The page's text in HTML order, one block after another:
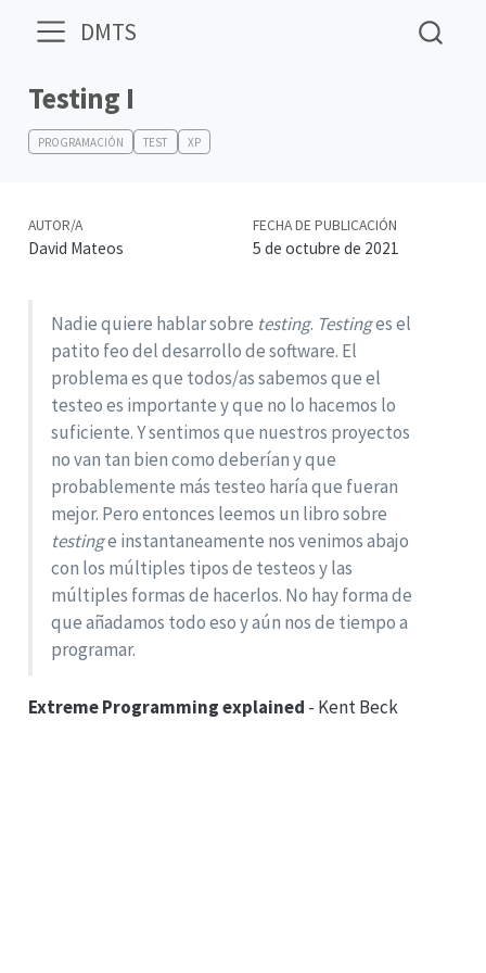
DMTS
Testing I
PROGRAMACIÓN TEST XP
AUTOR/A
David Mateos
FECHA DE PUBLICACIÓN
5 de octubre de 2021
Nadie quiere hablar sobre testing. Testinges el
patito feo del desarrollo de software. El
problema es que todos/as sabemos que el
testeo es importante y que no lo hacemos lo
suficiente. Y sentimos que nuestros proyectos
no van tan bien como deberían y que
probablemente más testeo haría que fueran
mejor. Pero entonces leemos un libro sobre
testinge instantaneamente nos venimos abajo
con los múltiples tipos de testeos y las
múltiples formas de hacerlos. No hay forma de
que añadamos todo eso y aún nos de tiempo a
programar.
Extreme Programming explained - Kent Beck